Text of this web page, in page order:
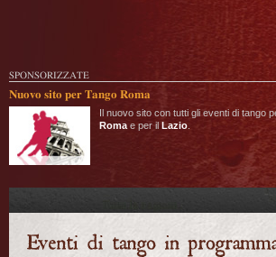
SPONSORIZZATE
Nuovo sito per Tango Roma
Il nuovo sito con tutti gli eventi di tango
Roma e per il Lazio